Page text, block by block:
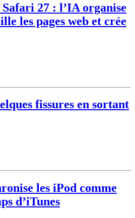
27 : l’IA organise
les pages web et crée
fissures en sortant
les iPod comme
d’iTunes